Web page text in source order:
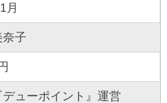
月
奈子
デューポイント』運営